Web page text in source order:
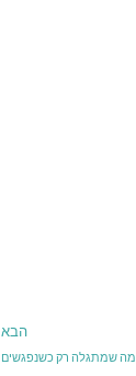
הבא
מה שמתגלה רק כשנפגשים